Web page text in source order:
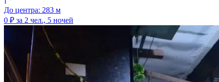
До центра: 283 м
0 ₽ за 2 чел., 5 ночей